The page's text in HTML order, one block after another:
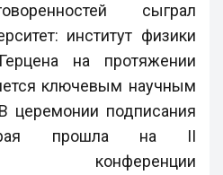
сыграл
институт физики
на протяжении
ключевым научным
церемонии подписания
прошла на II
конференции